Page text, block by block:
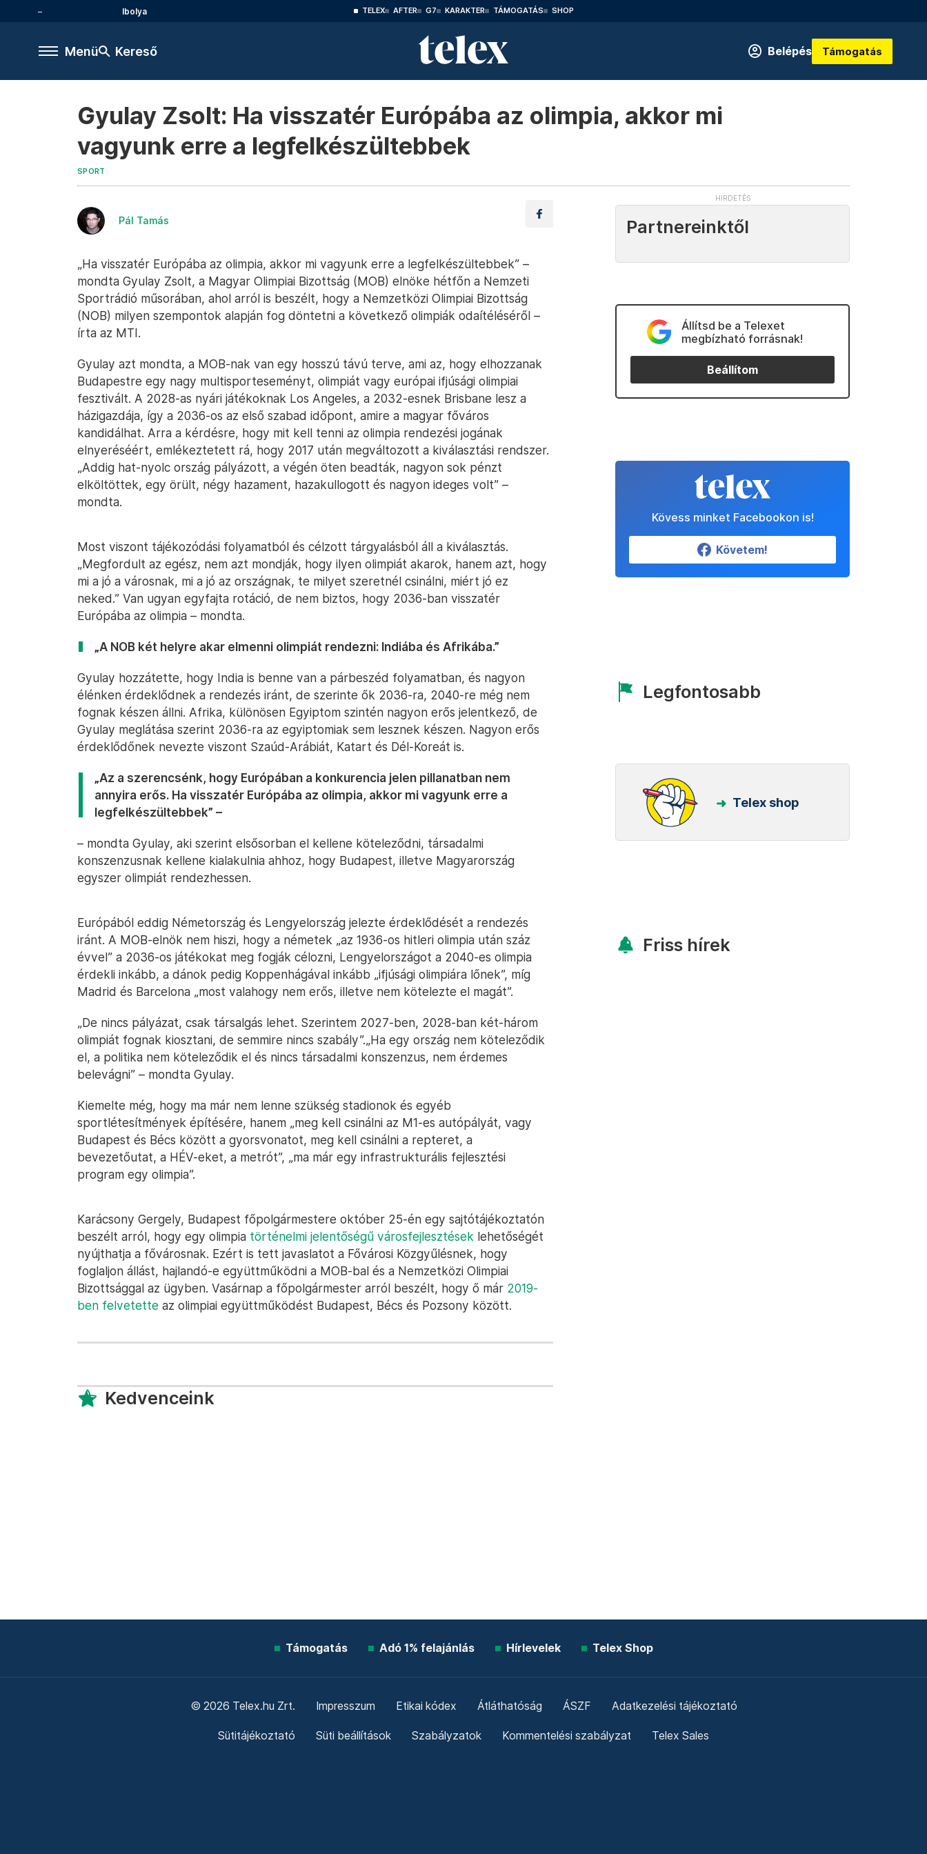
Ibolya TELEX AFTER G7 KARAKTER TÁMOGATÁS SHOP
Menü Kereső Belépés Támogatás
Gyulay Zsolt: Ha visszatér Európába az olimpia, akkor mi
vagyunk erre a legfelkészültebbek
SPORT
Pál Tamás
„Ha visszatér Európába az olimpia, akkor mi vagyunk erre a legfelkészültebbek” –
mondta Gyulay Zsolt, a Magyar Olimpiai Bizottság (MOB) elnöke hétfőn a Nemzeti
Sportrádió műsorában, ahol arról is beszélt, hogy a Nemzetközi Olimpiai Bizottság
(NOB) milyen szempontok alapján fog döntetni a következő olimpiák odaítéléséről –
írta az MTI.
Gyulay azt mondta, a MOB-nak van egy hosszú távú terve, ami az, hogy elhozzanak
Budapestre egy nagy multisporteseményt, olimpiát vagy európai ifjúsági olimpiai
fesztivált. A 2028-as nyári játékoknak Los Angeles, a 2032-esnek Brisbane lesz a
házigazdája, így a 2036-os az első szabad időpont, amire a magyar főváros
kandidálhat. Arra a kérdésre, hogy mit kell tenni az olimpia rendezési jogának
elnyeréséért, emlékeztetett rá, hogy 2017 után megváltozott a kiválasztási rendszer.
„Addig hat-nyolc ország pályázott, a végén öten beadták, nagyon sok pénzt
elköltöttek, egy örült, négy hazament, hazakullogott és nagyon ideges volt” –
mondta.
Most viszont tájékozódási folyamatból és célzott tárgyalásból áll a kiválasztás.
„Megfordult az egész, nem azt mondják, hogy ilyen olimpiát akarok, hanem azt, hogy
mi a jó a városnak, mi a jó az országnak, te milyet szeretnél csinálni, miért jó ez
neked.” Van ugyan egyfajta rotáció, de nem biztos, hogy 2036-ban visszatér
Európába az olimpia – mondta.
„A NOB két helyre akar elmenni olimpiát rendezni: Indiába és Afrikába.”
Gyulay hozzátette, hogy India is benne van a párbeszéd folyamatban, és nagyon
élénken érdeklődnek a rendezés iránt, de szerinte ők 2036-ra, 2040-re még nem
fognak készen állni. Afrika, különösen Egyiptom szintén nagyon erős jelentkező, de
Gyulay meglátása szerint 2036-ra az egyiptomiak sem lesznek készen. Nagyon erős
érdeklődőnek nevezte viszont Szaúd-Arábiát, Katart és Dél-Koreát is.
„Az a szerencsénk, hogy Európában a konkurencia jelen pillanatban nem
annyira erős. Ha visszatér Európába az olimpia, akkor mi vagyunk erre a
legfelkészültebbek” –
– mondta Gyulay, aki szerint elsősorban el kellene köteleződni, társadalmi
konszenzusnak kellene kialakulnia ahhoz, hogy Budapest, illetve Magyarország
egyszer olimpiát rendezhessen.
Európából eddig Németország és Lengyelország jelezte érdeklődését a rendezés
iránt. A MOB-elnök nem hiszi, hogy a németek „az 1936-os hitleri olimpia után száz
évvel” a 2036-os játékokat meg fogják célozni, Lengyelországot a 2040-es olimpia
érdekli inkább, a dánok pedig Koppenhágával inkább „ifjúsági olimpiára lőnek”, míg
Madrid és Barcelona „most valahogy nem erős, illetve nem kötelezte el magát”.
„De nincs pályázat, csak társalgás lehet. Szerintem 2027-ben, 2028-ban két-három
olimpiát fognak kiosztani, de semmire nincs szabály”.„Ha egy ország nem köteleződik
el, a politika nem köteleződik el és nincs társadalmi konszenzus, nem érdemes
belevágni” – mondta Gyulay.
Kiemelte még, hogy ma már nem lenne szükség stadionok és egyéb
sportlétesítmények építésére, hanem „meg kell csinálni az M1-es autópályát, vagy
Budapest és Bécs között a gyorsvonatot, meg kell csinálni a repteret, a
bevezetőutat, a HÉV-eket, a metrót”, „ma már egy infrastrukturális fejlesztési
program egy olimpia”.
Karácsony Gergely, Budapest főpolgármestere október 25-én egy sajtótájékoztatón
beszélt arról, hogy egy olimpia történelmi jelentőségű városfejlesztések lehetőségét
nyújthatja a fővárosnak. Ezért is tett javaslatot a Fővárosi Közgyűlésnek, hogy
foglaljon állást, hajlandó-e együttműködni a MOB-bal és a Nemzetközi Olimpiai
Bizottsággal az ügyben. Vasárnap a főpolgármester arról beszélt, hogy ő már 2019-
ben felvetette az olimpiai együttműködést Budapest, Bécs és Pozsony között.
Kedvenceink
Partnereinktől
Állítsd be a Telexet
megbízható forrásnak!
Beállítom
Kövess minket Facebookon is!
Követem!
Legfontosabb
Telex shop
Friss hírek
Támogatás Adó 1% felajánlás Hírlevelek Telex Shop
© 2026 Telex.hu Zrt. Impresszum Etikai kódex Átláthatóság ÁSZF Adatkezelési tájékoztató
Sütitájékoztató Süti beállítások Szabályzatok Kommentelési szabályzat Telex Sales